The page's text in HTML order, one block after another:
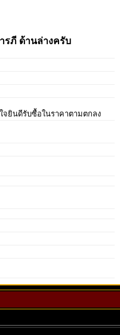
รภี ด้านล่างครับ
จยินดีรับซื้อในราคาตามตกลง